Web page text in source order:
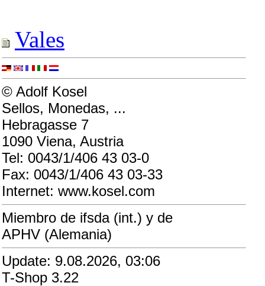
Vales
© Adolf Kosel
Sellos, Monedas, ...
Hebragasse 7
1090 Viena, Austria
Tel: 0043/1/406 43 03-0
Fax: 0043/1/406 43 03-33
Internet: www.kosel.com
Miembro de ifsda (int.) y de
APHV (Alemania)
Update: 9.08.2026, 03:06
T-Shop 3.22